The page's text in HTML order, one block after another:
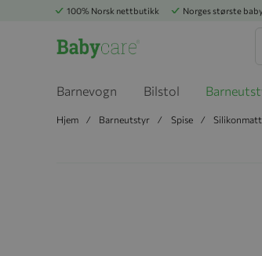
100% Norsk nettbutikk Norges største
Barnevogn Bilstol
Hjem Barneutstyr Spise